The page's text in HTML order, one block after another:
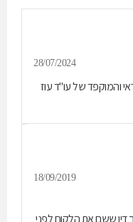
28/07/2024
והמוקפד של עו"ד עוז
18/09/2019
דין ששם את הלקוח לפני